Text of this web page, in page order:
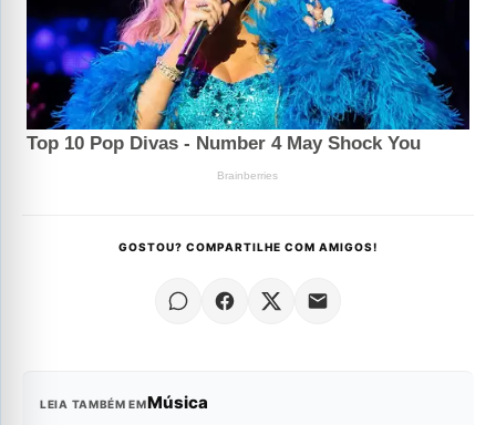
GOSTOU? COMPARTILHE COM AMIGOS!
LEIA TAMBÉM EMMúsica